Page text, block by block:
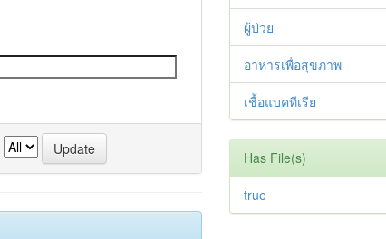
ผู้ป่วย
อาหารเพื่อสุขภาพ
เชื้อแบคทีเรีย
Has File(s)
true